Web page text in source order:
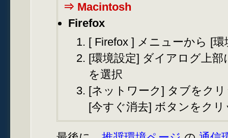
⇒ Macintosh
Firefox
[ Firefox ] メニューから [
[環境設定] ダイアログ上
を選択
[ネットワーク] タブをク
[今すぐ消去] ボタンをクリ